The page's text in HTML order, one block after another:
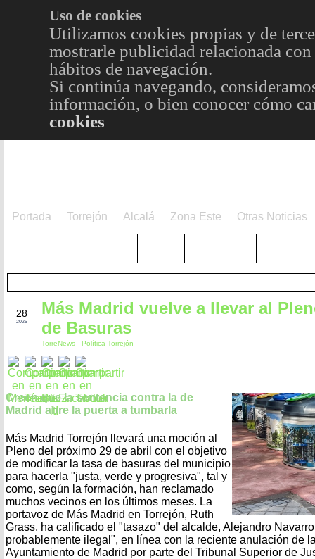
Uso de cookies
Utilizamos cookies propias y de
mostrarle publicidad relacionada
hábitos de navegación.
Si continúa navegando,
información, o bien conocer cómo
cookies
Portada Torrejón Alcalá Zona Este Otras Noticias
28
2026
Más Madrid vuelve a llevar al
de Basuras
TorreNews - Política Torrejón
Creen que la sentencia contra la de
Madrid abre la puerta a tumbarla
Más Madrid Torrejón llevará una moción al
Pleno del próximo 29 de abril con el objetivo
de modificar la tasa de basuras del municipio
para hacerla "justa, verde y progresiva", tal y
como, según la formación, han reclamado
muchos vecinos en los últimos meses. La
portavoz de Más Madrid en Torrejón, Ruth
Grass, ha calificado el "tasazo" del alcalde, Alejandro
probablemente ilegal", en línea con la reciente anulación de
Ayuntamiento de Madrid por parte del Tribunal Superior de